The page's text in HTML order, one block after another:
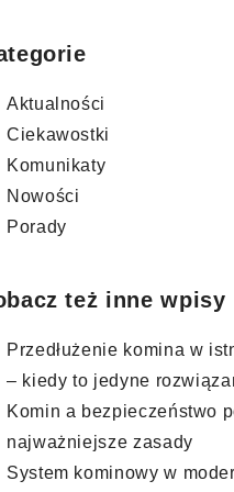
Aktualności
Ciekawostki
Komunikaty
Nowości
Porady
też inne wpisy
Przedłużenie komina w
– kiedy to jedyne
Komin a bezpieczeństwo
najważniejsze zasady
System kominowy w